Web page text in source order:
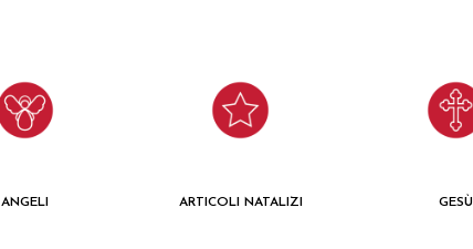
ANGELI ARTICOLI NATALIZI GESÙ